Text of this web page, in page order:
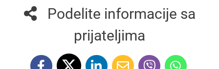
Podelite informacije sa
prijateljima